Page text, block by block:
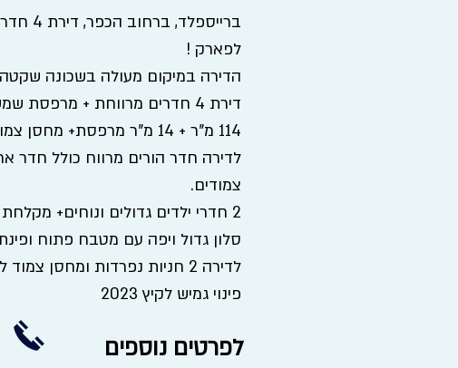
לפרטים נוספים
לפארק !
הדירה במיקום מעולה בשכונה
דירת 4 חדרים מרווחת + מרפסת שמש
114 מ"ר + 14 מ"ר מרפסת+ מחסן צמוד 6 מ"ר
לדירה חדר הורים מרווח כולל חדר
צמודים.
2 חדרי ילדים גדולים ונוחים+ מקלחת שירותים וחדר כביסה.
סלון גדול ויפה עם מטבח פתוח
לדירה 2 חניות נפרדות ומחסן צמוד לדירה.
פינוי גמיש לקיץ 2023